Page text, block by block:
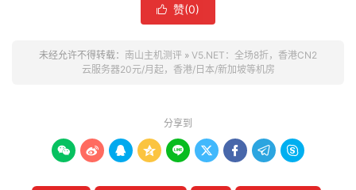
 赞(0)
未经允许不得转载： 南山主机测评 » V5.NET：全场8折，香港CN2
云服务器20元/月起，香港/日本/新加坡等机房
分享到
        